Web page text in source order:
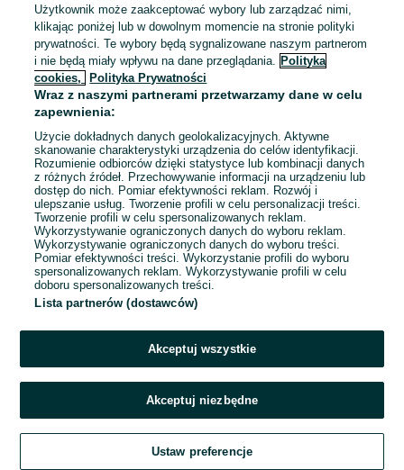
Użytkownik może zaakceptować wybory lub zarządzać nimi,
klikając poniżej lub w dowolnym momencie na stronie polityki
prywatności. Te wybory będą sygnalizowane naszym partnerom
i nie będą miały wpływu na dane przeglądania. Polityka
cookies,
Polityka Prywatności
Wraz z naszymi partnerami przetwarzamy dane w celu
zapewnienia:
Użycie dokładnych danych geolokalizacyjnych. Aktywne
skanowanie charakterystyki urządzenia do celów identyfikacji.
Rozumienie odbiorców dzięki statystyce lub kombinacji danych
z różnych źródeł. Przechowywanie informacji na urządzeniu lub
dostęp do nich. Pomiar efektywności reklam. Rozwój i
ulepszanie usług. Tworzenie profili w celu personalizacji treści.
Tworzenie profili w celu spersonalizowanych reklam.
Wykorzystywanie ograniczonych danych do wyboru reklam.
Wykorzystywanie ograniczonych danych do wyboru treści.
Pomiar efektywności treści. Wykorzystanie profili do wyboru
spersonalizowanych reklam. Wykorzystywanie profili w celu
doboru spersonalizowanych treści.
Lista partnerów (dostawców)
Akceptuj wszystkie
Akceptuj niezbędne
Ustaw preferencje